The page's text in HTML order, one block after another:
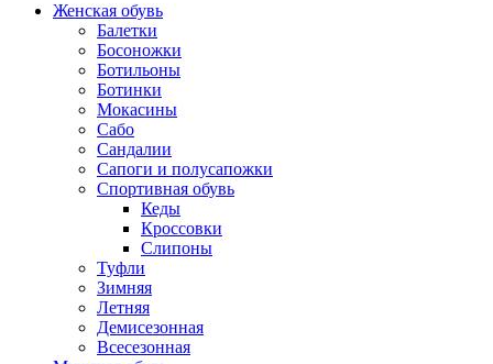
Женская обувь
Балетки
Босоножки
Ботильоны
Ботинки
Мокасины
Сабо
Сандалии
Сапоги и полусапожки
Спортивная обувь
Кеды
Кроссовки
Слипоны
Туфли
Зимняя
Летняя
Демисезонная
Всесезонная